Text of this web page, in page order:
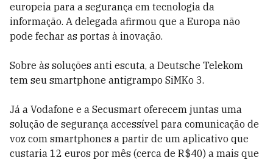
europeia para a segurança em tecnologia da
informação. A delegada afirmou que a Europa não
pode fechar as portas à inovação.
Sobre às soluções anti escuta, a Deutsche Telekom
tem seu smartphone antigrampo SiMKo 3.
Já a Vodafone e a Secusmart oferecem juntas uma
solução de segurança accessível para comunicação de
voz com smartphones a partir de um aplicativo que
custaria 12 euros por mês (cerca de R$40) a mais que